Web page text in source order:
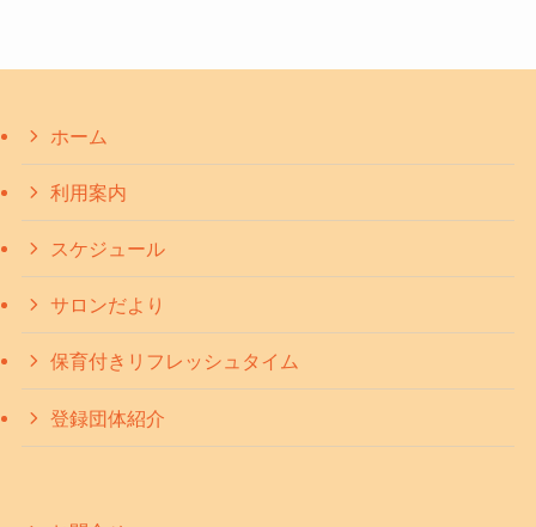
ホーム
利用案内
スケジュール
サロンだより
保育付きリフレッシュタイム
登録団体紹介